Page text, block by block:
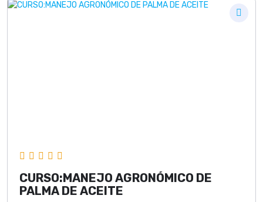
CURSO:MANEJO AGRONÓMICO DE
PALMA DE ACEITE